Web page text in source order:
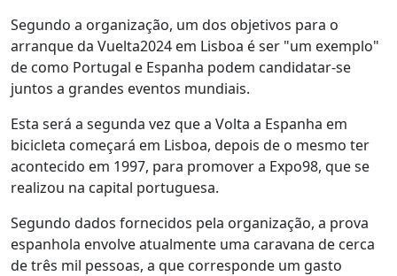
Segundo a organização, um dos objetivos para o
arranque da Vuelta2024 em Lisboa é ser "um exemplo"
de como Portugal e Espanha podem candidatar-se
juntos a grandes eventos mundiais.
Esta será a segunda vez que a Volta a Espanha em
bicicleta começará em Lisboa, depois de o mesmo ter
acontecido em 1997, para promover a Expo98, que se
realizou na capital portuguesa.
Segundo dados fornecidos pela organização, a prova
espanhola envolve atualmente uma caravana de cerca
de três mil pessoas, a que corresponde um gasto